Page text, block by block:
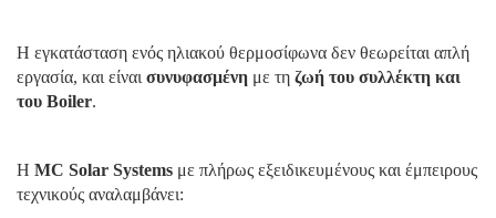
Η εγκατάσταση ενός ηλιακού θερμοσίφωνα δεν θεωρείται απλή
εργασία, και είναι συνυφασμένη με τη ζωή του συλλέκτη και
του Boiler.
Η MC Solar Systems με πλήρως εξειδικευμένους και έμπειρους
τεχνικούς αναλαμβάνει: